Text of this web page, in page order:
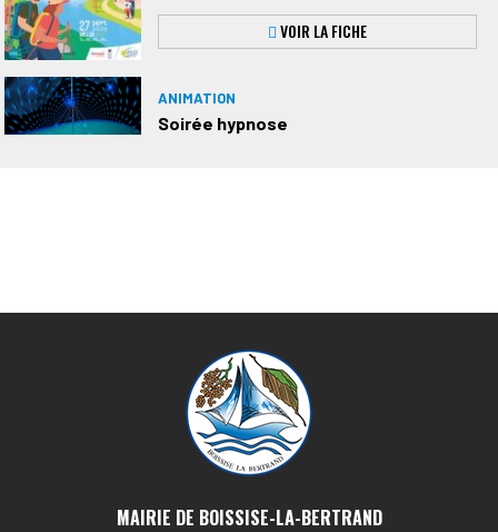
VOIR LA FICHE
ANIMATION
Soirée hypnose
MAIRIE DE BOISSISE-LA-BERTRAND